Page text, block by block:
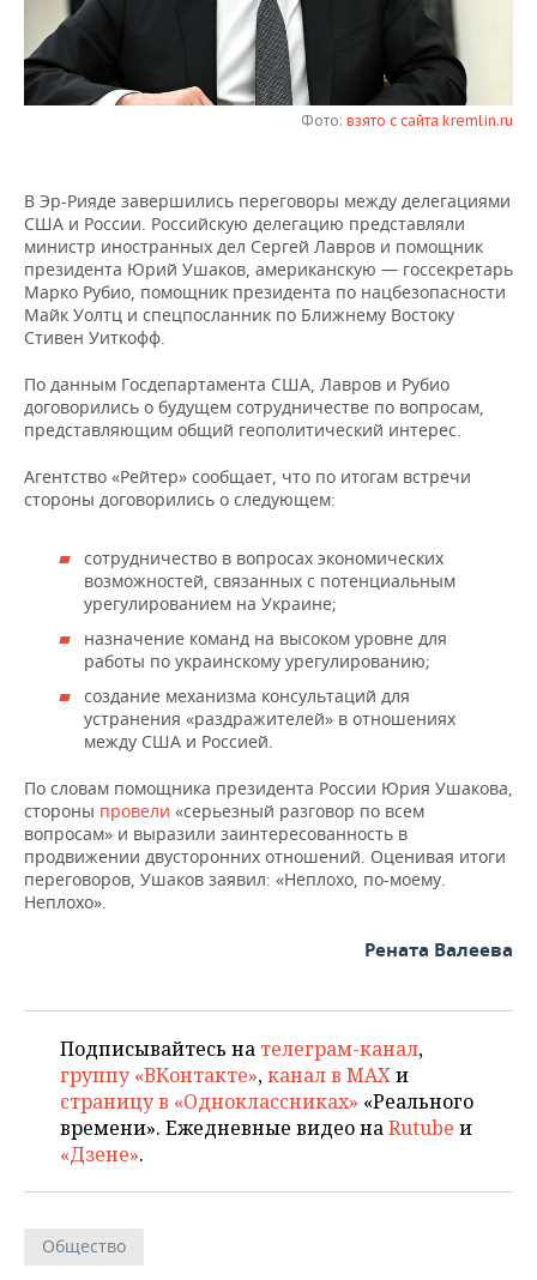
НЕФТЕХИМИЯ
НЕФТЬ
РОЗНИЧНАЯ ТОРГОВЛЯ
ТРАНСПОРТ
НОВОСТИ ТЕХНОЛОГИЙ
IT
ТЕЛЕКОММУНИКАЦИИ
МЕРОПРИЯТИЯ
НОВОСТИ МЕРОПРИЯТИЙ
БИЗНЕС-БРАНЧИ
ONLINE-КОНФЕРЕНЦИИ
ОТКРЫТАЯ ЛЕКЦИЯ
СПОРТ
ФУТБОЛ
ХОККЕЙ
БАСКЕТБОЛ
ВОЛЕЙБОЛ
КИБЕРСПОРТ
ФИГУРНОЕ КАТАНИЕ
ХОККЕЙ С МЯЧОМ
НОВОСТИ ОБЩЕСТВА
ВЛАСТЬ
ИНФРАСТРУКТУРА
ИСТОРИЯ
КУЛЬТУРА
МЕДИЦИНА
ПРОИСШЕСТВИЯ
ФОТОГАЛЕРЕЯ
СЮЖЕТЫ
СПРАВОЧНИК
СПИСОК ПЕРСОН
СПИСОК КОМПАНИЙ
ПОЛНАЯ ВЕРСИЯ
Фото: взято с сайта kremlin.ru
В Эр-Рияде завершились переговоры между делегациями
США и России. Российскую делегацию представляли
министр иностранных дел Сергей Лавров и помощник
президента Юрий Ушаков, американскую — госсекретарь
Марко Рубио, помощник президента по нацбезопасности
Майк Уолтц и спецпосланник по Ближнему Востоку
Стивен Уиткофф.
По данным Госдепартамента США, Лавров и Рубио
договорились о будущем сотрудничестве по вопросам,
представляющим общий геополитический интерес.
Агентство «Рейтер» сообщает, что по итогам встречи
стороны договорились о следующем:
сотрудничество в вопросах экономических
возможностей, связанных с потенциальным
урегулированием на Украине;
назначение команд на высоком уровне для
работы по украинскому урегулированию;
создание механизма консультаций для
устранения «раздражителей» в отношениях
между США и Россией.
По словам помощника президента России Юрия Ушакова,
стороны провели «серьезный разговор по всем
вопросам» и выразили заинтересованность в
продвижении двусторонних отношений. Оценивая итоги
переговоров, Ушаков заявил: «Неплохо, по-моему.
Неплохо».
Рената Валеева
Подписывайтесь на телеграм-канал,
группу «ВКонтакте»,канал в MAXи
страницу в «Одноклассниках» «Реального
времени». Ежедневные видео наRutube и
«Дзене».
Общество